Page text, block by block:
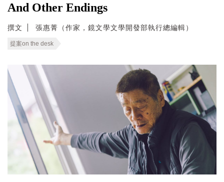
And Other Endings
撰文 張惠菁（作家，鏡文學文學開發部執行總編輯）
提案on the desk